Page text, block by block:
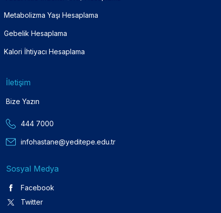
Metabolizma Yaşı Hesaplama
Gebelik Hesaplama
Kalori İhtiyacı Hesaplama
İletişim
Bize Yazın
444 7000
infohastane@yeditepe.edu.tr
Sosyal Medya
Facebook
Twitter